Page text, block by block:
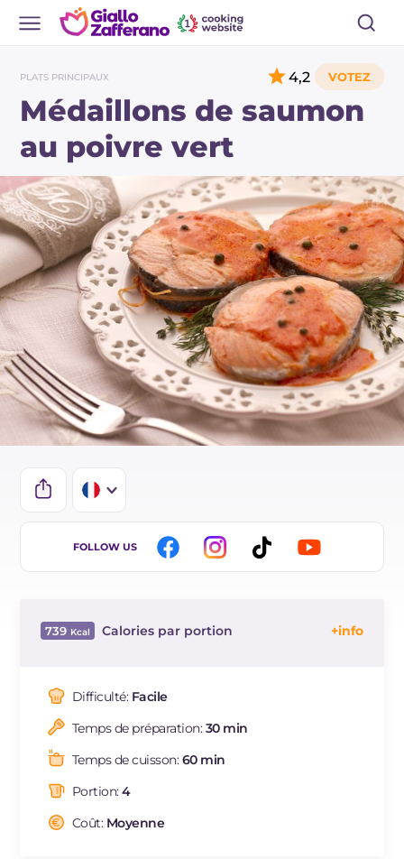
PLATS PRINCIPAUX
Médaillons de saumon
au poivre vert
4,2
IT
ES
NL
FOLLOW US
739 Calories par portion
Dont sucres
Protéine
Graisses
Fibre
Cholestérol
Difficulté: Facile
Temps de préparation:30 min
Temps de cuisson:60 min
Portion:4
Coût: Moyenne